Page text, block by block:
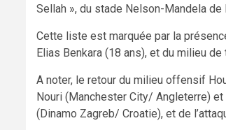
Sellah », du stade Nelson-Mandela de
Cette liste est marquée par la
Elias Benkara (18 ans), et du milieu
A noter, le retour du milieu offensif
Nouri (Manchester City/ Angleterre)
(Dinamo Zagreb/ Croatie), et de